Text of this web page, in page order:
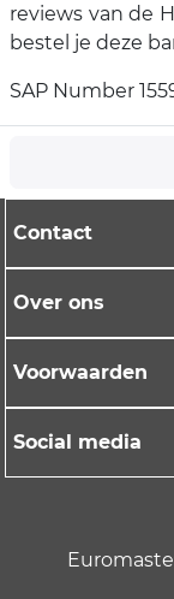
reviews van de
bestel je deze
SAP Number
Contact
Over ons
Voorwaarden
Social media